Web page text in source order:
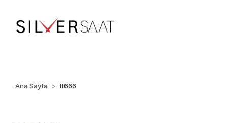
Ana Sayfa tt666